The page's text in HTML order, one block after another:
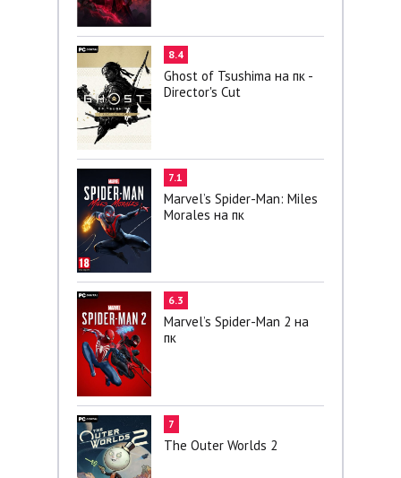
8.4
Ghost of Tsushima на пк -
Director's Cut
7.1
Marvel’s Spider-Man: Miles
Morales на пк
6.3
Marvel’s Spider-Man 2 на
пк
7
The Outer Worlds 2